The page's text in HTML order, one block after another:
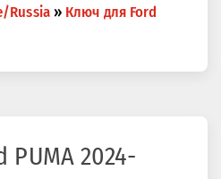
Russia » Ключ для Ford
2024-